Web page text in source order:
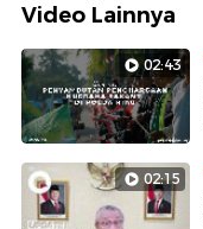
Video Lainnya
02:43
02:15